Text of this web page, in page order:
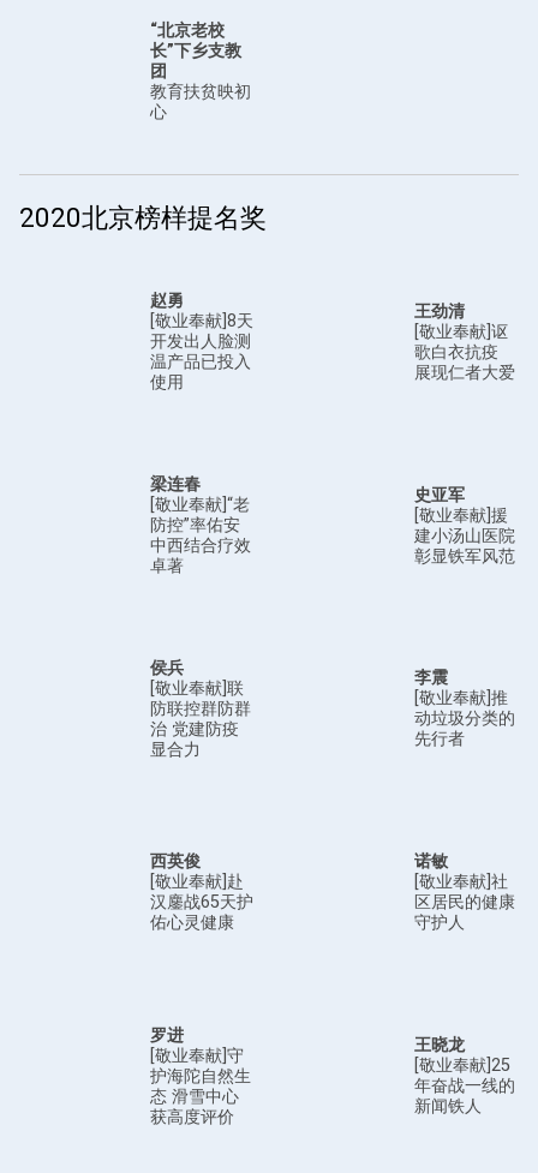
“北京老校
长”下乡支教
团
教育扶贫映初
心
2020北京榜样提名奖
赵勇
[敬业奉献]8天
开发出人脸测
温产品已投入
使用
王劲清
[敬业奉献]讴
歌白衣抗疫
展现仁者大爱
梁连春
[敬业奉献]“老
防控”率佑安
中西结合疗效
卓著
史亚军
[敬业奉献]援
建小汤山医院
彰显铁军风范
侯兵
[敬业奉献]联
防联控群防群
治 党建防疫
显合力
李震
[敬业奉献]推
动垃圾分类的
先行者
西英俊
[敬业奉献]赴
汉鏖战65天护
佑心灵健康
诺敏
[敬业奉献]社
区居民的健康
守护人
罗进
[敬业奉献]守
护海陀自然生
态 滑雪中心
获高度评价
王晓龙
[敬业奉献]25
年奋战一线的
新闻铁人